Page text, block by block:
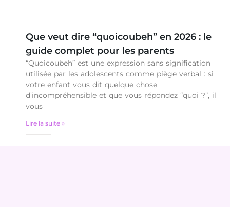
Que veut dire “quoicoubeh” en 2026 : le
guide complet pour les parents
“Quoicoubeh” est une expression sans signification
utilisée par les adolescents comme piège verbal : si
votre enfant vous dit quelque chose
d’incompréhensible et que vous répondez “quoi ?”, il
vous
Lire la suite »